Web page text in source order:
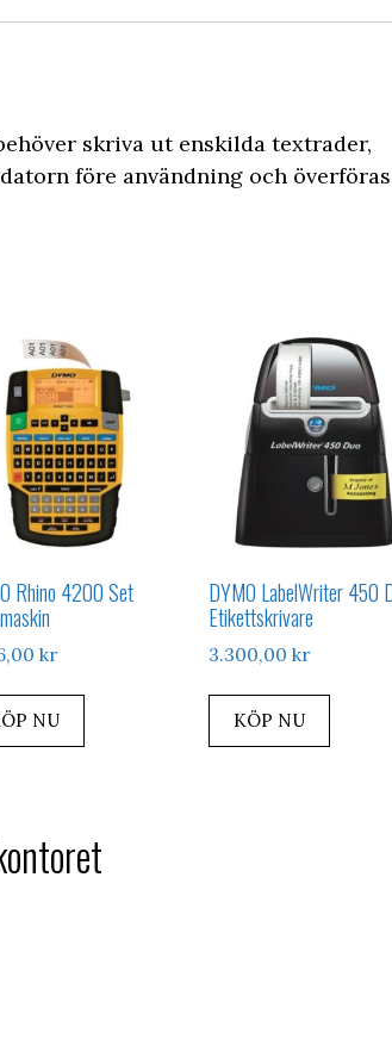
skriva ut enskilda textrader,
före användning och överföras
Rhino 4200 Set
kr
NU
DYMO LabelWriter 450
Etikettskrivare
3.300,00kr
KÖP NU